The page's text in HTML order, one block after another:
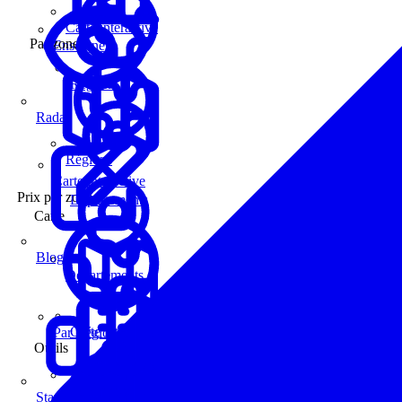
Enseignes
Carte interactive
Prix par zone
Par Région
Régions
Départements
Carte
Carte interactive
Outils
Carte interactive
Par zone
Régions
Départements
Radar
Blog
Statistiques